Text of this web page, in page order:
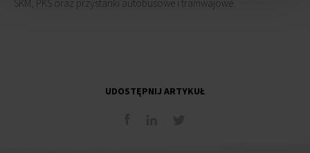
SKM, PKS oraz przystanki autobusowe i tramwajowe.
UDOSTĘPNIJ ARTYKUŁ